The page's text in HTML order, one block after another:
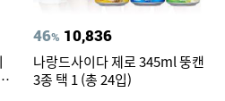
46% 10,836
나랑드사이다 제로 345ml 뚱캔
3종 택 1 (총 24입)